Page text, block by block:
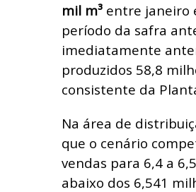
mil m³ entre janeiro
período da safra
imediatamente
produzidos 58,8
consistente da
Na área de
que o cenário
vendas para 6,4 a
abaixo dos 6,541